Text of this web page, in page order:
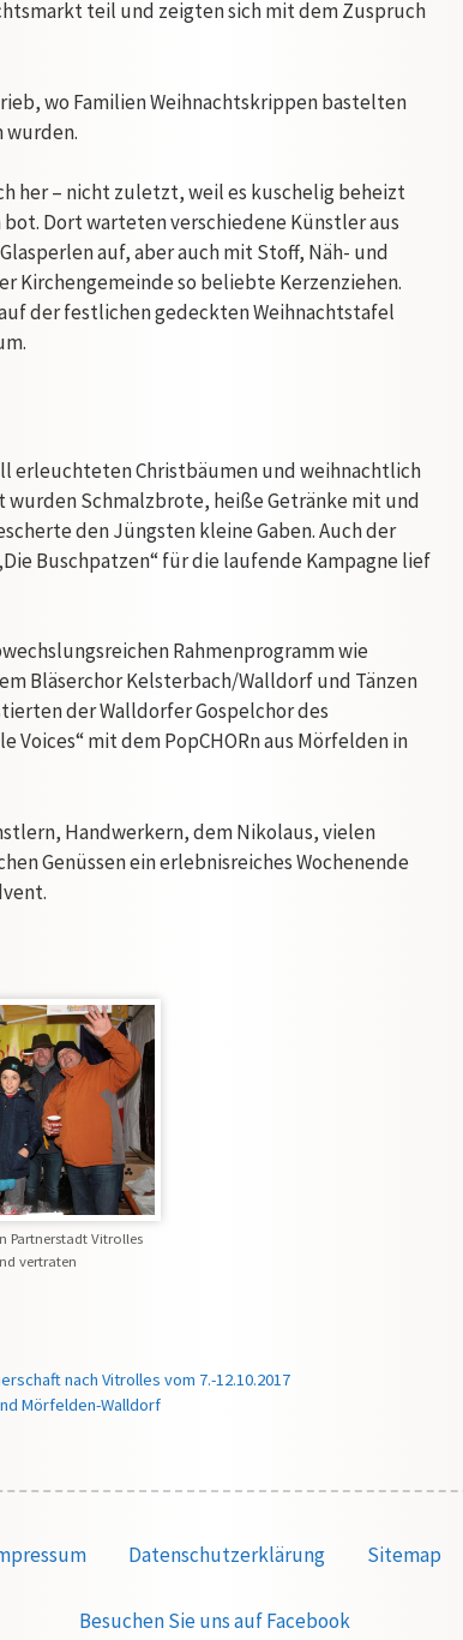
teil und zeigten sich mit dem Zuspruch
wo Familien Weihnachtskrippen bastelten
wurden.
her – nicht zuletzt, weil es kuschelig beheizt
Dort warteten verschiedene Künstler aus
auf, aber auch mit Stoff, Näh- und
Kirchengemeinde so beliebte Kerzenziehen.
der festlichen gedeckten Weihnachtstafel
erleuchteten Christbäumen und weihnachtlich
wurden Schmalzbrote, heiße Getränke mit und
den Jüngsten kleine Gaben. Auch der
Buschpatzen“ für die laufende Kampagne lief
Rahmenprogramm wie
Bläserchor Kelsterbach/Walldorf und Tänzen
der Walldorfer Gospelchor des
mit dem PopCHORn aus Mörfelden in
Handwerkern, dem Nikolaus, vielen
Genüssen ein erlebnisreiches Wochenende
Partnerstadt Vitrolles
vertraten
nach Vitrolles vom 7.-12.10.2017
Mörfelden-Walldorf
Datenschutzerklärung Sitemap
Besuchen Sie uns auf Facebook